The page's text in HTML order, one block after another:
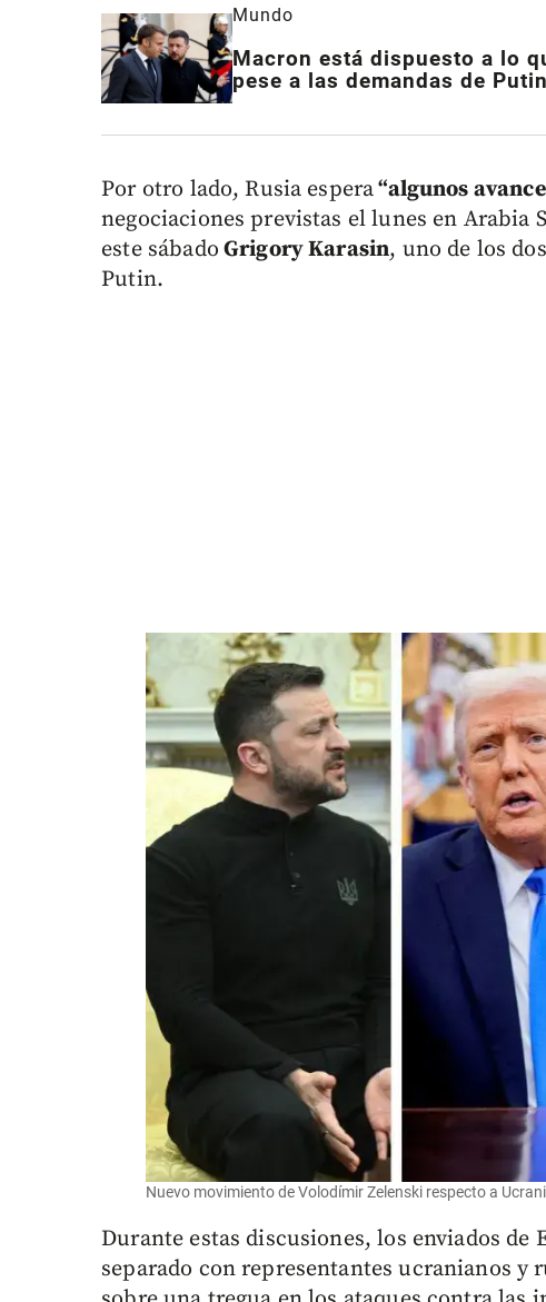
Mundo
Macron está dispuesto a lo
pese a las demandas de
Por otro lado, Rusia espera“algunos
negociaciones previstas el lunes en Arabia
este sábado Grigory Karasin, uno de los
Putin.
Nuevo movimiento de Volodímir Zelenski respecto a
Durante estas discusiones, los enviados de
separado con representantes ucranianos y